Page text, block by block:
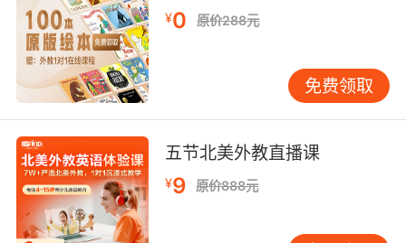
¥0 原价288元
免费领取
五节北美外教直播课
¥9 原价888元